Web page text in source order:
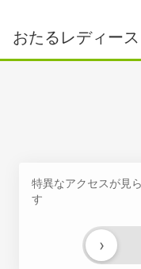
おたるレディー
特異なアクセスが見
す
›